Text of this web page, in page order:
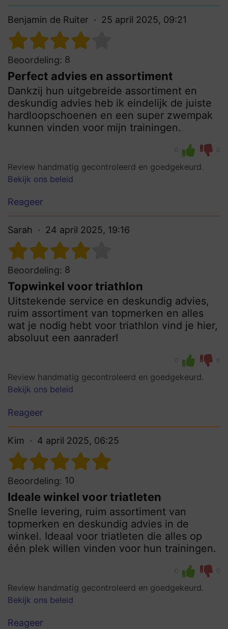
Benjamin de Ruiter 25 april 2025, 09:21
Beoordeling: 8
Perfect advies en assortiment
Dankzij hun uitgebreide assortiment en
deskundig advies heb ik eindelijk de juiste
hardloopschoenen en een super zwempak
kunnen vinden voor mijn trainingen.
0 0
Review handmatig gecontroleerd en goedgekeurd.
Bekijk ons beleid
Reageer
Sarah 24 april 2025, 19:16
Beoordeling: 8
Topwinkel voor triathlon
Uitstekende service en deskundig advies,
ruim assortiment van topmerken en alles
wat je nodig hebt voor triathlon vind je hier,
absoluut een aanrader!
0 0
Review handmatig gecontroleerd en goedgekeurd.
Bekijk ons beleid
Reageer
Kim 4 april 2025, 06:25
Beoordeling: 10
Ideale winkel voor triatleten
Snelle levering, ruim assortiment van
topmerken en deskundig advies in de
winkel. Ideaal voor triatleten die alles op
één plek willen vinden voor hun trainingen.
0 0
Review handmatig gecontroleerd en goedgekeurd.
Bekijk ons beleid
Reageer